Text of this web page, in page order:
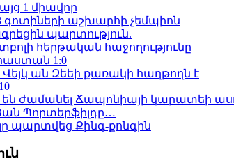
1 միավոր
գոտիների աշխարհի չեմպիոն
պարտություն.
հերթական հաջողությունը
1:0
Վեյկ ան Զեեի քառակի հաղթողն է
են ժամանել Ճապոնիայի կարատեի
Պորտերֆիլդը…
պարտվեց Քինգ-քոնգին